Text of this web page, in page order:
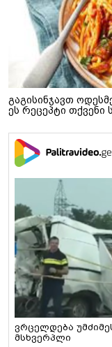
გაგისინჯავთ
ეს რეცეპტი თქვენი
ვრცელდება
მსხვერპლი